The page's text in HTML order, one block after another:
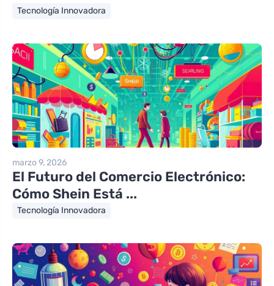
Tecnología Innovadora
marzo 9, 2026
El Futuro del Comercio Electrónico:
Cómo Shein Está ...
Tecnología Innovadora